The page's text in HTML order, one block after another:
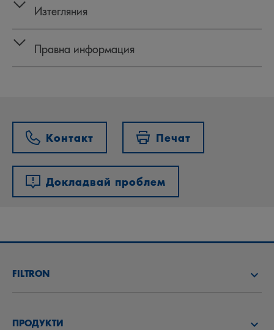
Изтегляния
Правна информация
Контакт Печат
Докладвай проблем
FILTRON
ПРОДУКТИ